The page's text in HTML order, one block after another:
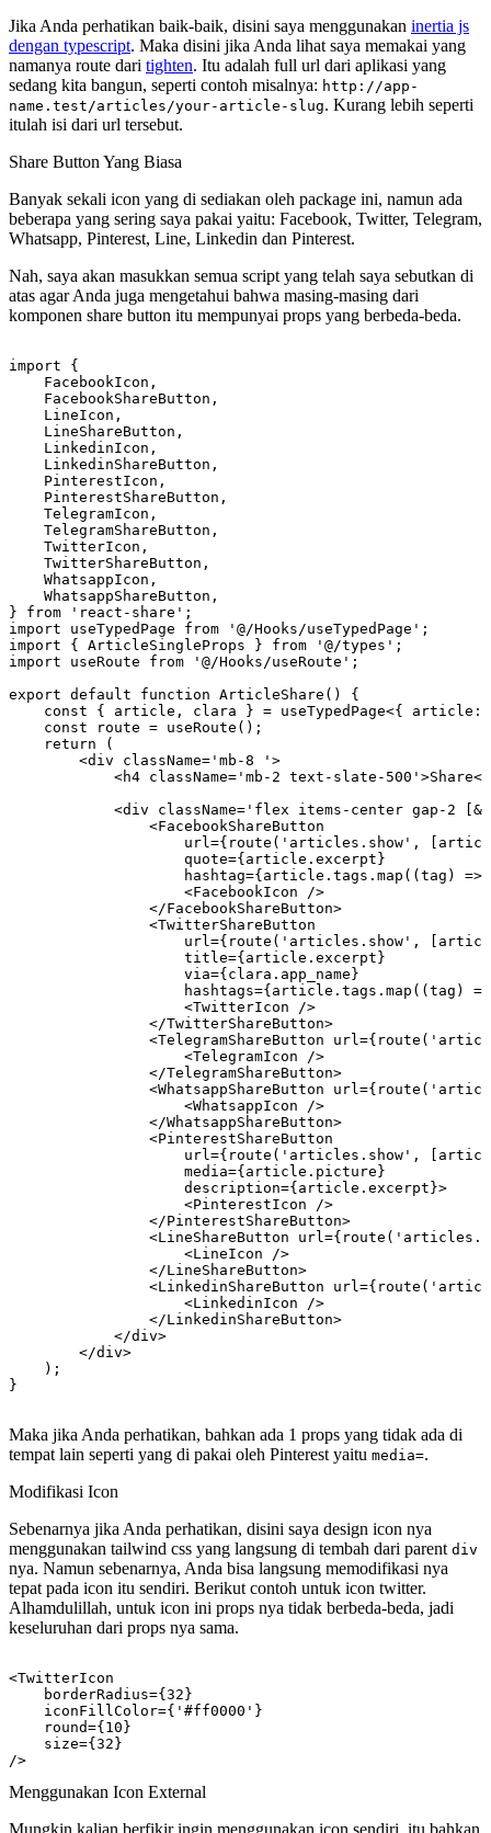
Jika Anda perhatikan baik-baik, disini saya menggunakan inertia js
dengan typescript. Maka disini jika Anda lihat saya memakai yang
namanya route dari tighten. Itu adalah full url dari aplikasi yang
sedang kita bangun, seperti contoh misalnya: http://app-
name.test/articles/your-article-slug. Kurang lebih seperti
itulah isi dari url tersebut.
Share Button Yang Biasa
Banyak sekali icon yang di sediakan oleh package ini, namun ada
beberapa yang sering saya pakai yaitu: Facebook, Twitter, Telegram,
Whatsapp, Pinterest, Line, Linkedin dan Pinterest.
Nah, saya akan masukkan semua script yang telah saya sebutkan di
atas agar Anda juga mengetahui bahwa masing-masing dari
komponen share button itu mempunyai props yang berbeda-beda.
import {
    FacebookIcon,
    FacebookShareButton,
    LineIcon,
    LineShareButton,
    LinkedinIcon,
    LinkedinShareButton,
    PinterestIcon,
    PinterestShareButton,
    TelegramIcon,
    TelegramShareButton,
    TwitterIcon,
    TwitterShareButton,
    WhatsappIcon,
    WhatsappShareButton,
} from 'react-share';
import useTypedPage from '@/Hooks/useTypedPage';
import { ArticleSingleProps } from '@/types';
import useRoute from '@/Hooks/useRoute';
export default function ArticleShare() {
const { article, clara } = useTypedPage<{
    const route = useRoute();
    return (
        <div className='mb-8 '>
<h4 className='mb-2 text-slate-
<div className='flex items-center gap-2
                <FacebookShareButton
url={route('articles.show',
                    quote={article.excerpt}
hashtag={article.tags.map((tag) =>
                    <FacebookIcon />
                </FacebookShareButton>
                <TwitterShareButton
url={route('articles.show',
                    title={article.excerpt}
                    via={clara.app_name}
hashtags={article.tags.map((tag)
                    <TwitterIcon />
                </TwitterShareButton>
<TelegramShareButton
                    <TelegramIcon />
                </TelegramShareButton>
<WhatsappShareButton
                    <WhatsappIcon />
                </WhatsappShareButton>
                <PinterestShareButton
url={route('articles.show',
                    media={article.picture}
                    description={article.excerpt}>
                    <PinterestIcon />
                </PinterestShareButton>
<LineShareButton
                    <LineIcon />
                </LineShareButton>
<LinkedinShareButton
                    <LinkedinIcon />
                </LinkedinShareButton>
            </div>
        </div>
    );
Maka jika Anda perhatikan, bahkan ada 1 props yang tidak ada di
tempat lain seperti yang di pakai oleh Pinterest yaitu media=.
Modifikasi Icon
Sebenarnya jika Anda perhatikan, disini saya design icon nya
menggunakan tailwind css yang langsung di tembah dari parent div
nya. Namun sebenarnya, Anda bisa langsung memodifikasi nya
tepat pada icon itu sendiri. Berikut contoh untuk icon twitter.
Alhamdulillah, untuk icon ini props nya tidak berbeda-beda, jadi
keseluruhan dari props nya sama.
<TwitterIcon
    borderRadius={32}
    iconFillColor={'#ff0000'}
    round={10}
    size={32}
Menggunakan Icon External
Mungkin kalian berfikir ingin menggunakan icon sendiri, itu bahkan